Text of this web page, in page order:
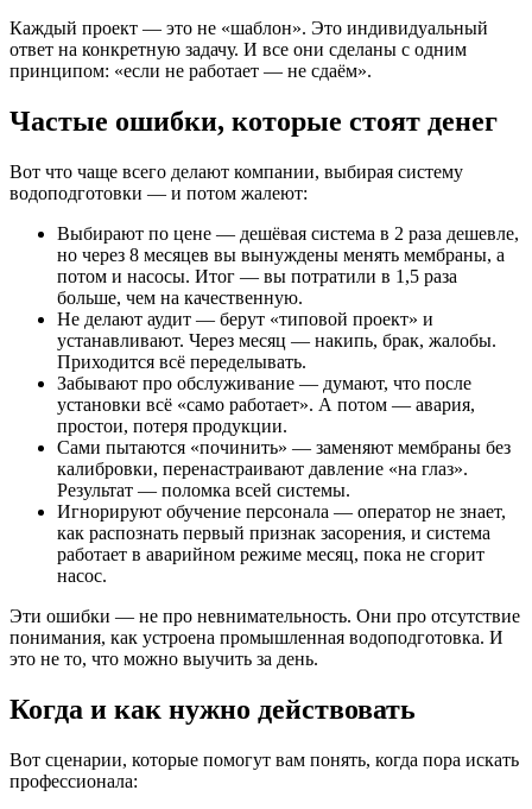
Каждый проект — это не «шаблон». Это индивидуальный
ответ на конкретную задачу. И все они сделаны с одним
принципом: «если не работает — не сдаём».
Частые ошибки, которые стоят денег
Вот что чаще всего делают компании, выбирая систему
водоподготовки — и потом жалеют:
Выбирают по цене — дешёвая система в 2 раза дешевле,
но через 8 месяцев вы вынуждены менять мембраны, а
потом и насосы. Итог — вы потратили в 1,5 раза
больше, чем на качественную.
Не делают аудит — берут «типовой проект» и
устанавливают. Через месяц — накипь, брак, жалобы.
Приходится всё переделывать.
Забывают про обслуживание — думают, что после
установки всё «само работает». А потом — авария,
простои, потеря продукции.
Сами пытаются «починить» — заменяют мембраны без
калибровки, перенастраивают давление «на глаз».
Результат — поломка всей системы.
Игнорируют обучение персонала — оператор не знает,
как распознать первый признак засорения, и система
работает в аварийном режиме месяц, пока не сгорит
насос.
Эти ошибки — не про невнимательность. Они про отсутствие
понимания, как устроена промышленная водоподготовка. И
это не то, что можно выучить за день.
Когда и как нужно действовать
Вот сценарии, которые помогут вам понять, когда пора искать
профессионала: